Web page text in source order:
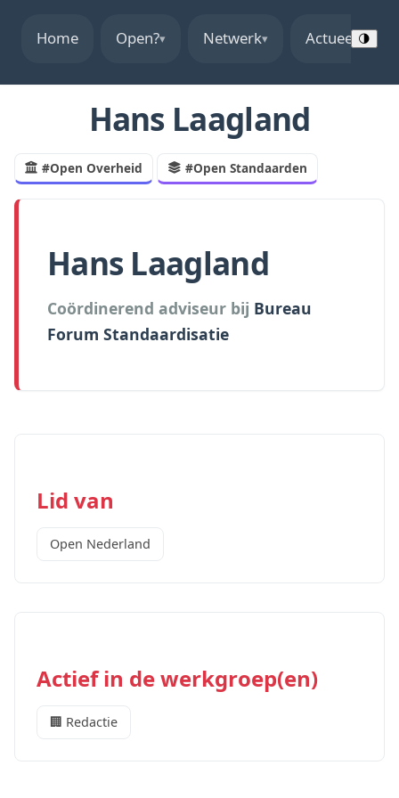
Home Open?▾ Netwerk▾ Actueel ▾🌗
Hans Laagland
#Open Overheid #Open Standaarden
Hans Laagland
Coördinerend adviseur bij Bureau
Forum Standaardisatie
Lid van
Open Nederland
Actief in de werkgroep(en)
🏢 Redactie